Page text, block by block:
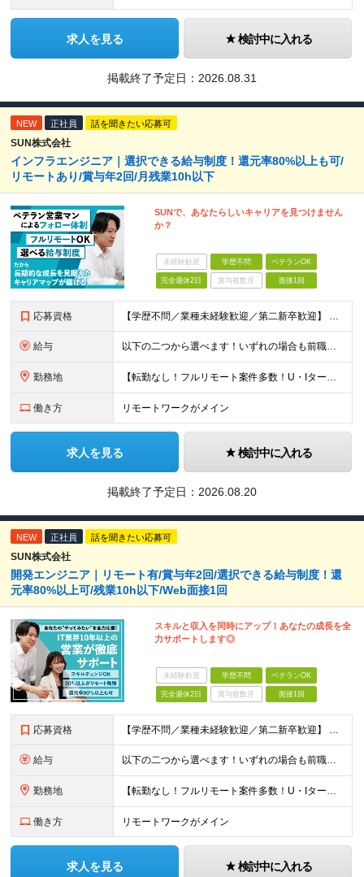
求人を見る 検討中に入れる
掲載終了予定日： 2026.08.31
NEW 正社員 話を聞きたい応募可
SUN株式会社
インフラエンジニア｜選択できる給与制度！還元率80%以上も可/
リモートあり/賞与年2回/月残業10h以下
SUNで、あなたらしいキャリアを見つけません
か？
未経験歓迎 学歴不問 ベテランOK
完全週休2日 賞与複数月 面接1回
応募資格 【学歴不問／業種未経験歓迎／第二新卒歓迎】 ■IT・システムエンジニアの実務経験をお持ちの方※工程や使用言語、経験年数は不問 ◎転職回数は不問 ＼下記のような方にオススメ／ ・安定した収入を得たい方
給与 以下の二つから選べます！いずれの場合も前職の給与を考盛し給与シミュレーションを作成します。 【プロセス型（コツコツ給与を上げたい方向け）】 ■月給25万円～50万円 ※年齢や社歴、仕事の取り組み姿勢
勤務地 【転勤なし！フルリモート案件多数！U・Iターン歓迎】 一都三県を中心に豊富な案件を保有しております！ 東京・愛知・大阪・広島・福岡・新潟の 各プロジェクト先または自社拠点 ※勤務地は希望を考慮します
働き方 リモートワークがメイン
求人を見る 検討中に入れる
掲載終了予定日： 2026.08.20
NEW 正社員 話を聞きたい応募可
SUN株式会社
開発エンジニア｜リモート有/賞与年2回/選択できる給与制度！還
元率80%以上可/残業10h以下/Web面接1回
スキルと収入を同時にアップ！あなたの成長を全
力サポートします◎
未経験歓迎 学歴不問 ベテランOK
完全週休2日 賞与複数月 面接1回
応募資格 【学歴不問／業種未経験歓迎／第二新卒歓迎】 ■IT・システムエンジニアの実務経験をお持ちの方※工程や使用言語、経験年数は不問 ◎転職回数は不問 ＼下記のような方にオススメ／ ・安定した収入を得たい方
給与 以下の二つから選べます！いずれの場合も前職の給与を考盛し給与シミュレーションを作成します。 【プロセス型（コツコツ給与を上げたい方向け）】 ■月給25万円～50万円 ※年齢や社歴、仕事の取り組み姿勢
勤務地 【転勤なし！フルリモート案件多数！U・Iターン歓迎】 一都三県を中心に豊富な案件を保有しております！ 東京・愛知・大阪・広島・福岡・新潟の 各プロジェクト先または自社拠点 ※勤務地は希望を考慮します
働き方 リモートワークがメイン
求人を見る 検討中に入れる